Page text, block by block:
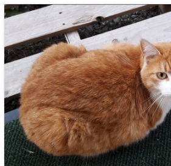
LIRE L'ARTICLE